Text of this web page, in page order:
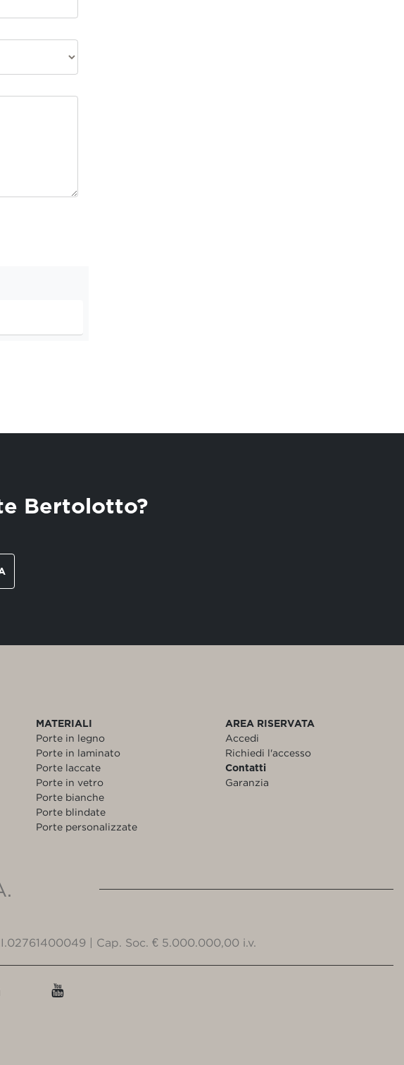
Bertolotto?
MATERIALI
Porte in legno
Porte in laminato
Porte laccate
Porte in vetro
Porte bianche
Porte blindate
Porte personalizzate
AREA RISERVATA
Accedi
Richiedi l'accesso
Contatti
Garanzia
| Cap. Soc. € 5.000.000,00 i.v.